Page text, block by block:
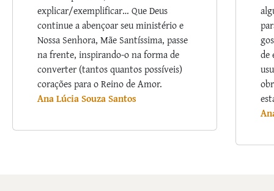
explicar/exemplificar… Que Deus
continue a abençoar seu ministério e
Nossa Senhora, Mãe Santíssima, passe
na frente, inspirando-o na forma de
converter (tantos quantos possíveis)
corações para o Reino de Amor.
Ana Lúcia Souza Santos
de